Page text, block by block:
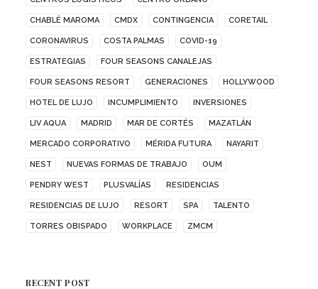
CHABLÉ MAROMA CMDX CONTINGENCIA CORETAIL
CORONAVIRUS COSTA PALMAS COVID-19
ESTRATEGIAS FOUR SEASONS CANALEJAS
FOUR SEASONS RESORT GENERACIONES HOLLYWOOD
HOTEL DE LUJO INCUMPLIMIENTO INVERSIONES
LIV AQUA MADRID MAR DE CORTÉS MAZATLÁN
MERCADO CORPORATIVO MÉRIDA FUTURA NAYARIT
NEST NUEVAS FORMAS DE TRABAJO OUM
PENDRY WEST PLUSVALÍAS RESIDENCIAS
RESIDENCIAS DE LUJO RESORT SPA TALENTO
TORRES OBISPADO WORKPLACE ZMCM
RECENT POST